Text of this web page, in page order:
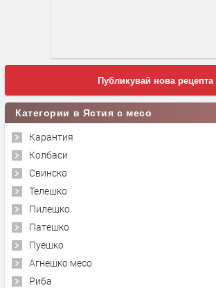
Публикувай нова рецепта
Категории в Ястия с месо
Карантия
Колбаси
Свинско
Телешко
Пилешко
Патешко
Пуешко
Агнешко месо
Риба